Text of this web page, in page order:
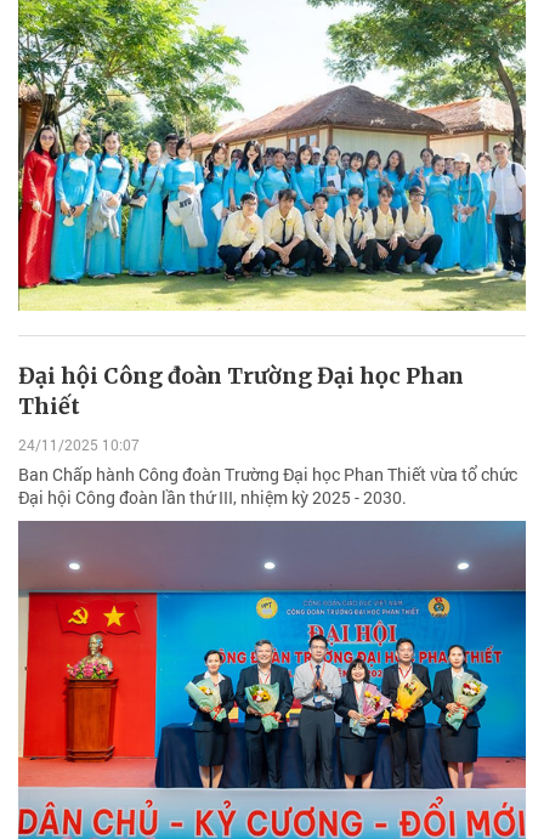
Đại hội Công đoàn Trường Đại học Phan
Thiết
24/11/2025 10:07
Ban Chấp hành Công đoàn Trường Đại học Phan Thiết vừa tổ chức
Đại hội Công đoàn lần thứ III, nhiệm kỳ 2025 - 2030.